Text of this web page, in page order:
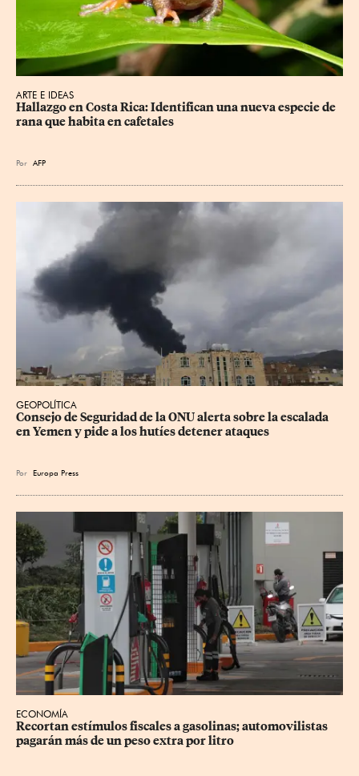
ARTE E IDEAS
Hallazgo en Costa Rica: Identifican una nueva especie de
rana que habita en cafetales
Por AFP
GEOPOLÍTICA
Consejo de Seguridad de la ONU alerta sobre la escalada
en Yemen y pide a los hutíes detener ataques
Por Europa Press
ECONOMÍA
Recortan estímulos fiscales a gasolinas; automovilistas
pagarán más de un peso extra por litro